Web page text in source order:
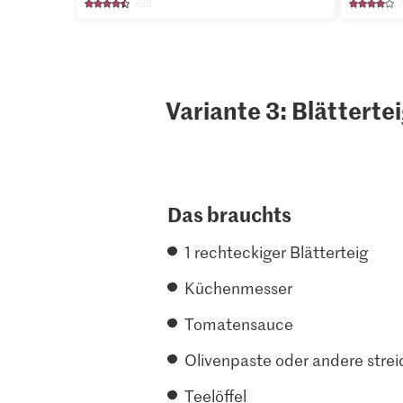
Variante 3:
Das brauchts
1 rechteckiger Blätterteig
Küchenmesser
Tomatensauce
Olivenpaste oder andere
Teelöffel